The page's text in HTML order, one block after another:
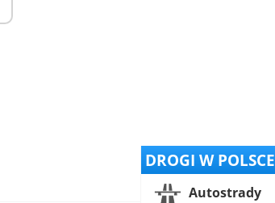
DROGI W POLSCE
Autostrady